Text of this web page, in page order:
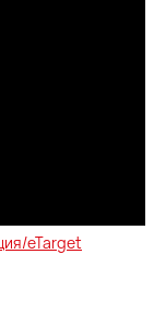
eTarget